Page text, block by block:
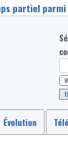
Évolution